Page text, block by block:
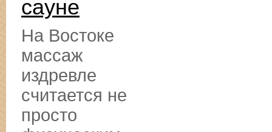
сауне
На Востоке
массаж
издревле
считается не
просто